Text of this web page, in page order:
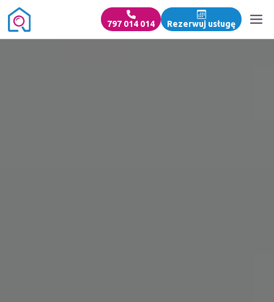
797 014 014 Rezerwuj usługę